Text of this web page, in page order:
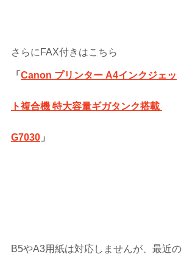
さらにFAX付きはこちら
「 Canon プリンター A4インクジェッ
ト複合機 特大容量ギガタンク搭載
G7030 」
B5やA3用紙は対応しませんが、最近の